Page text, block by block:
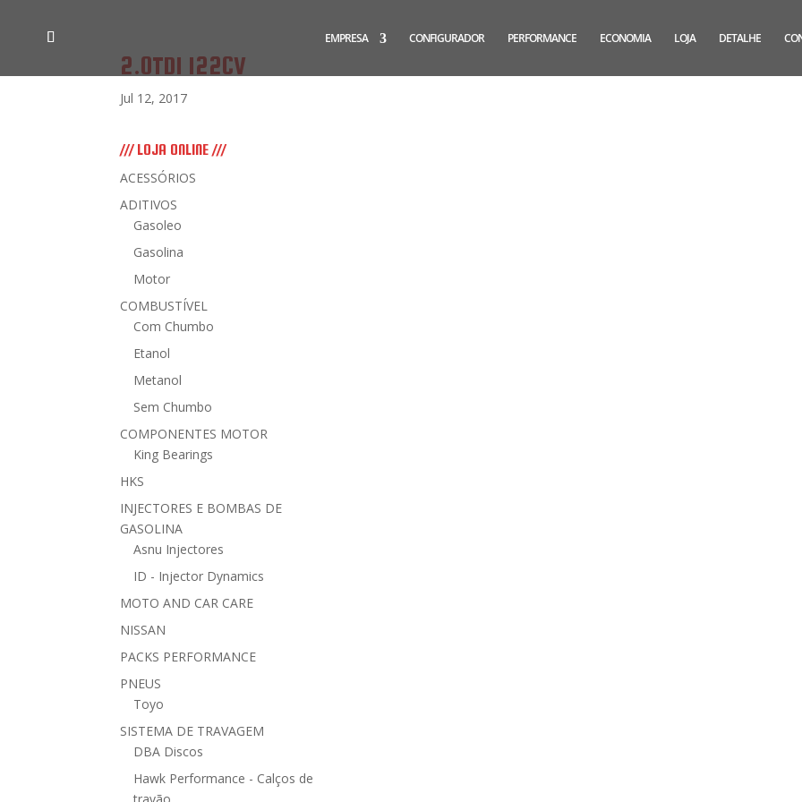
EMPRESA CONFIGURADOR PERFORMANCE ECONOMIA LOJA DETALHE
2.0TDI 122CV
Jul 12, 2017
/// LOJA ONLINE ///
ACESSÓRIOS
ADITIVOS
Gasoleo
Gasolina
Motor
COMBUSTÍVEL
Com Chumbo
Etanol
Metanol
Sem Chumbo
COMPONENTES MOTOR
King Bearings
HKS
INJECTORES E BOMBAS DE
GASOLINA
Asnu Injectores
ID - Injector Dynamics
MOTO AND CAR CARE
NISSAN
PACKS PERFORMANCE
PNEUS
Toyo
SISTEMA DE TRAVAGEM
DBA Discos
Hawk Performance - Calços de